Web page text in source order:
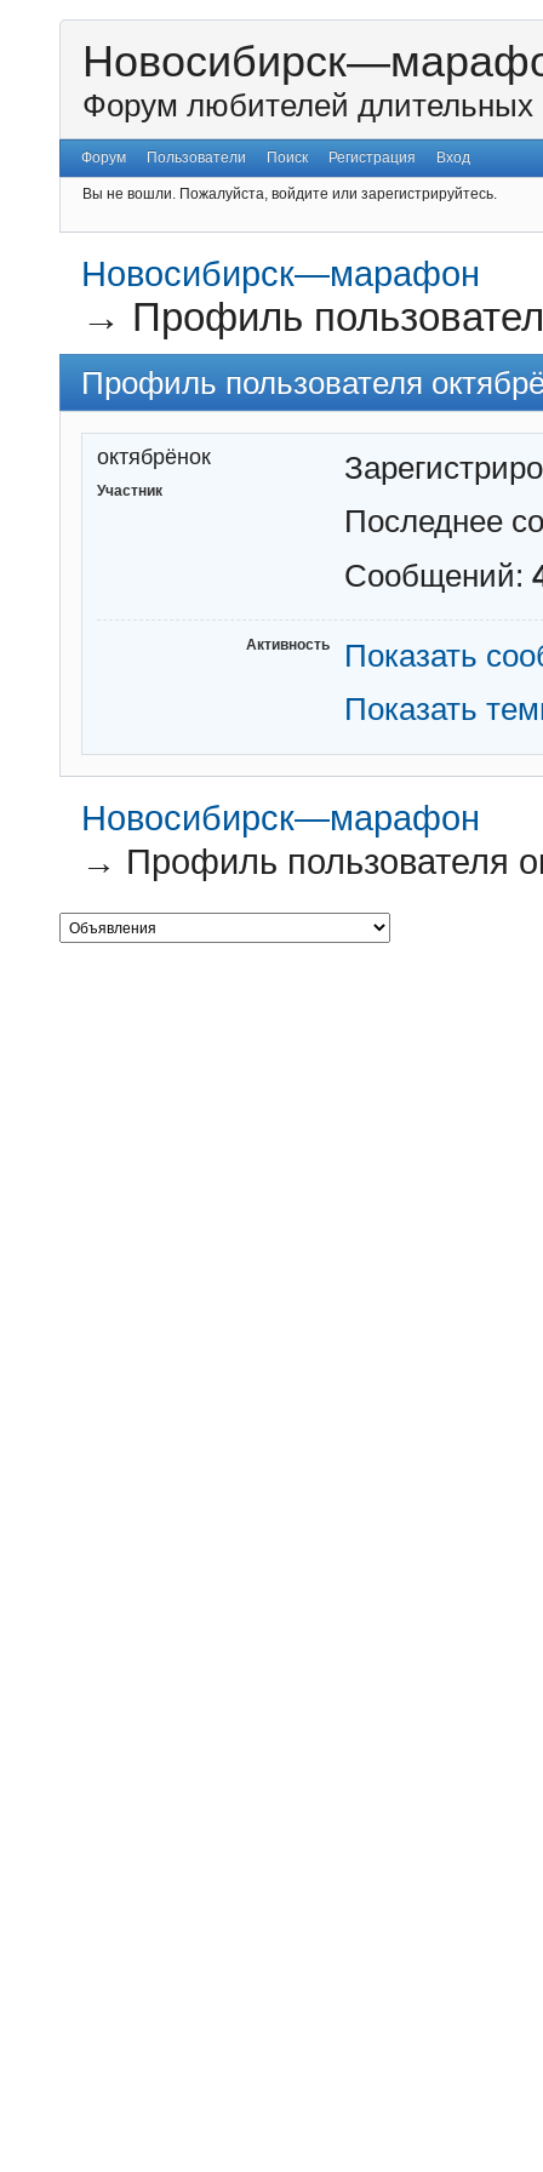
Форум любителей длительных
Форум Пользователи Поиск Регистрация Вход
Вы не вошли. Пожалуйста, войдите или зарегистрируйтесь.
Новосибирск—марафон
→ Профиль
Профиль пользователя
октябрёнок
Участник
Последнее
Сообщений:
Активность
Показать
Показать
Новосибирск—марафон
→ Профиль пользователя